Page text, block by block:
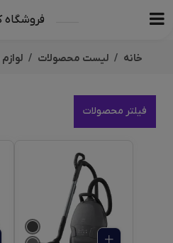
فروشگاه
خانه لیست محصولات
فیلتر محصولات